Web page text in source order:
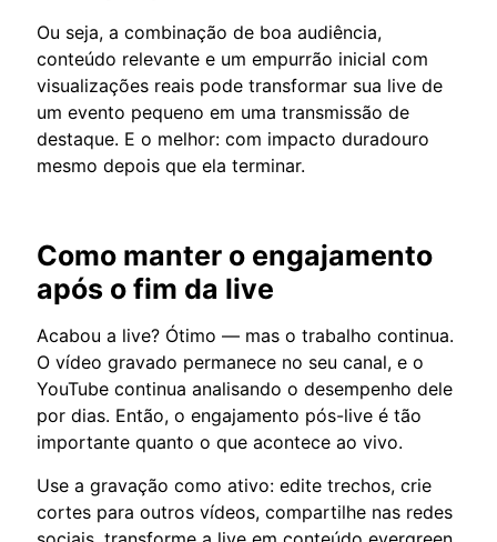
Ou seja, a combinação de boa audiência,
conteúdo relevante e um empurrão inicial com
visualizações reais pode transformar sua live de
um evento pequeno em uma transmissão de
destaque. E o melhor: com impacto duradouro
mesmo depois que ela terminar.
Como manter o engajamento
após o fim da live
Acabou a live? Ótimo — mas o trabalho continua.
O vídeo gravado permanece no seu canal, e o
YouTube continua analisando o desempenho dele
por dias. Então, o engajamento pós-live é tão
importante quanto o que acontece ao vivo.
Use a gravação como ativo: edite trechos, crie
cortes para outros vídeos, compartilhe nas redes